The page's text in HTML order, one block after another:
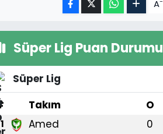
A
Süper Lig Puan Durumu
Süper Lig
Takım O
1 Amed 0